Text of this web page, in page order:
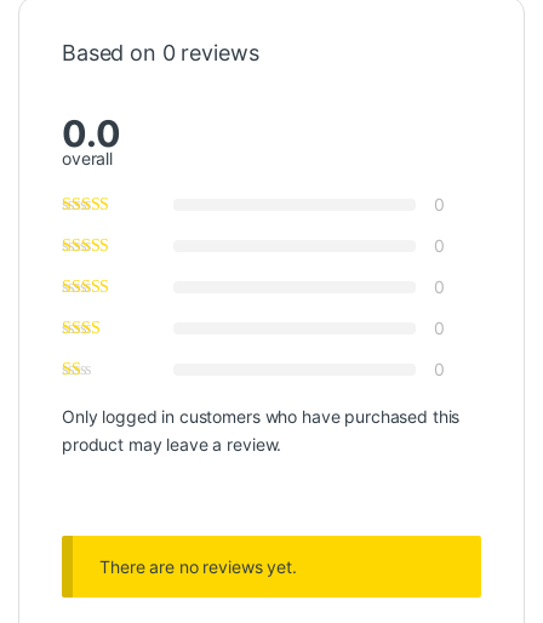
Based on 0 reviews
0.0
overall
0
0
0
0
0
Only logged in customers who have purchased this
product may leave a review.
There are no reviews yet.